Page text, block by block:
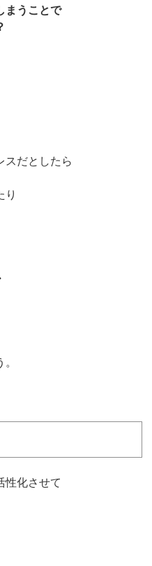
まうことで
スだとしたら
り
性化させて